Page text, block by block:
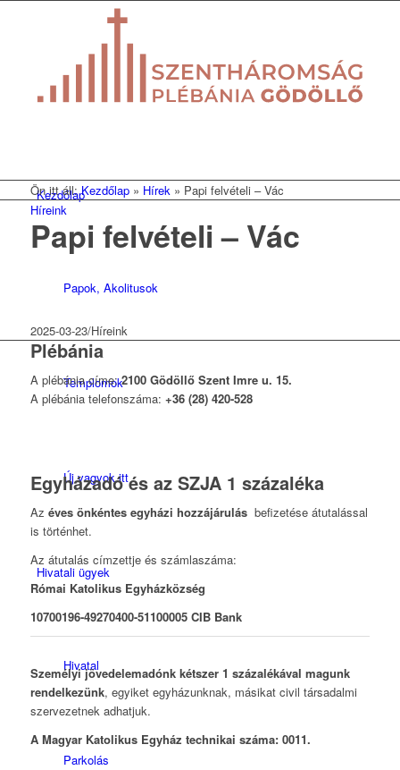
Kezdőlap
Papok, Akolitusok
Templomok
Új vagyok itt
Hivatali ügyek
Hivatal
Parkolás
Ön itt áll: Kezdőlap » Hírek » Papi felvételi – Vác
Híreink
Papi felvételi – Vác
2025-03-23/Híreink
Plébánia
A plébánia címe:2100 Gödöllő Szent Imre u. 15.
A plébánia telefonszáma: +36 (28) 420-528
Egyházadó és az SZJA 1 százaléka
Az éves önkéntes egyházi hozzájárulás befizetése átutalással
is történhet.
Az átutalás címzettje és számlaszáma:
Római Katolikus Egyházközség
10700196-49270400-51100005 CIB Bank
Személyi jövedelemadónk kétszer 1 százalékával magunk
rendelkezünk, egyiket egyházunknak, másikat civil társadalmi
szervezetnek adhatjuk.
A Magyar Katolikus Egyház technikai száma: 0011.